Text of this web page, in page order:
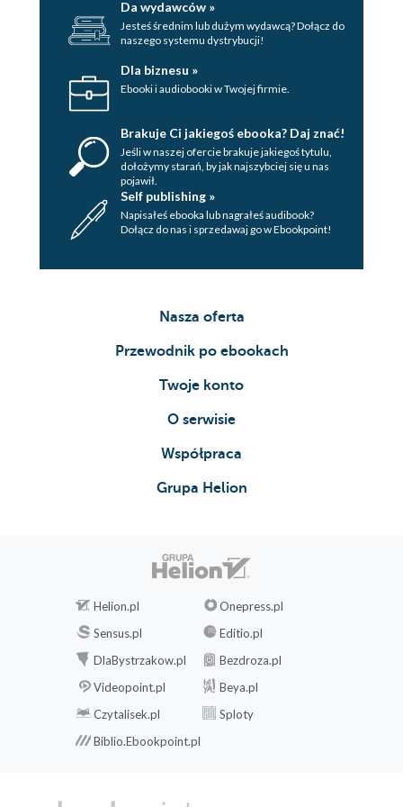
Rozdział 4. Wyszukiwanie i instalowanie aplikacji
Ubuntu (125)
Centrum oprogramowania Ubuntu (126)
Polecane programy (128)
Sortowanie (128)
Wyszukiwanie (129)
Dodatkowe informacje o pakietach oraz
ich instalowanie (130)
(132)
Synaptic (133)
Usuwanie pakietów (134)
Wyszukiwanie pakietów (135)
GIMP i Inkscape (136)
Zagraj ze Steam (152)
Bawiąc, uczy - ucząc, bawi, czyli
oprogramowanie edukacyjne (154)
Podsumowanie (160)
Rozdział 5. Wydajność, dostępność, zabawa - czyli jak
dostosować Ubuntu (161)
Unity - terminologia (162)
Da wydawców »
Jesteś średnim lub dużym wydawcą? Dołącz do
naszego systemu dystrybucji!
Dla biznesu »
Ebooki i audiobooki w Twojej firmie.
Brakuje Ci jakiegoś ebooka? Daj znać!
Jeśli w naszej ofercie brakuje jakiegoś tytulu,
dołożymy starań, by jak najszybciej się u nas
pojawił.
Self publishing »
Napisałeś ebooka lub nagrałeś audibook?
Dołącz do nas i sprzedawaj go w Ebookpoint!
Nasza oferta
Przewodnik po ebookach
Twoje konto
O serwisie
Współpraca
Grupa Helion
Helion.pl
Onepress.pl
Sensus.pl
Editio.pl
DlaBystrzakow.pl
Bezdroza.pl
Videopoint.pl
Beya.pl
Czytalisek.pl
Sploty
Biblio.Ebookpoint.pl